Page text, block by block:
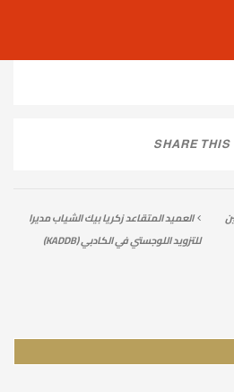
SHARE THIS
العميد المتقاعد زكريا بيك الشياب مديرا
للتزويد اللوجستي في الكادبي (KADDB)